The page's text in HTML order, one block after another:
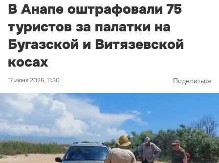
В Анапе оштрафовали 75
туристов за палатки на
Бугазской и Витязевской
косах
17 июня 2026, 11:30 Поделиться